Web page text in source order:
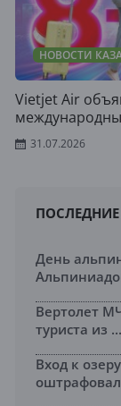
НОВОСТИ
Vietjet Air
31.07.2026
День
Вертолет
туриста из ...
Вход к